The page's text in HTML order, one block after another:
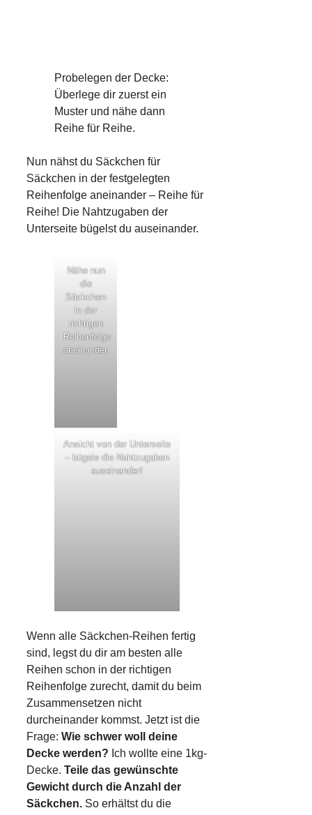
Probelegen der Decke:
Überlege dir zuerst ein
Muster und nähe dann
Reihe für Reihe.
Nun nähst du Säckchen für
Säckchen in der festgelegten
Reihenfolge aneinander – Reihe für
Reihe! Die Nahtzugaben der
Unterseite bügelst du auseinander.
Nähe nun
die
Säckchen
in der
richtigen
Reihenfolge
aneinander.
Ansicht von der Unterseite
– bügele die Nahtzugaben
auseinander!
Wenn alle Säckchen-Reihen fertig
sind, legst du dir am besten alle
Reihen schon in der richtigen
Reihenfolge zurecht, damit du beim
Zusammensetzen nicht
durcheinander kommst. Jetzt ist die
Frage: Wie schwer woll deine
Decke werden? Ich wollte eine 1kg-
Decke. Teile das gewünschte
Gewicht durch die Anzahl der
Säckchen. So erhältst du die